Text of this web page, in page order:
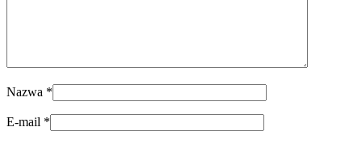
Nazwa *
E-mail *